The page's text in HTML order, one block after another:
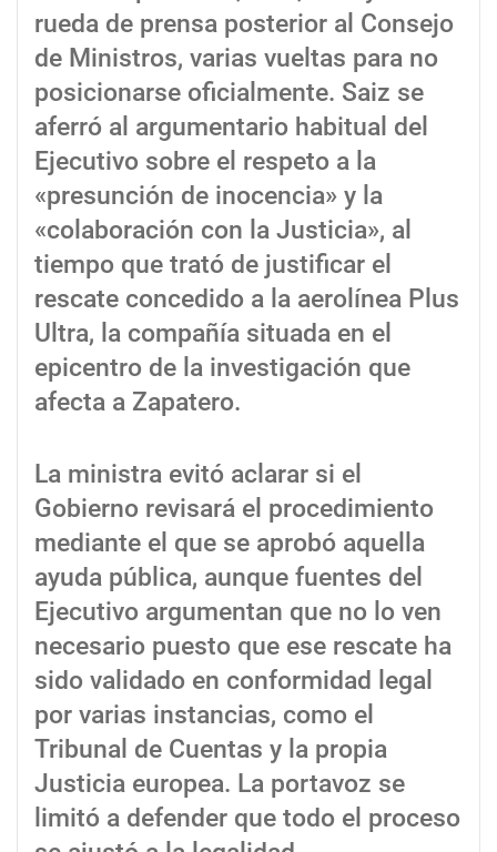
rueda de prensa posterior al Consejo
de Ministros, varias vueltas para no
posicionarse oficialmente. Saiz se
aferró al argumentario habitual del
Ejecutivo sobre el respeto a la
«presunción de inocencia» y la
«colaboración con la Justicia», al
tiempo que trató de justificar el
rescate concedido a la aerolínea Plus
Ultra, la compañía situada en el
epicentro de la investigación que
afecta a Zapatero.
La ministra evitó aclarar si el
Gobierno revisará el procedimiento
mediante el que se aprobó aquella
ayuda pública, aunque fuentes del
Ejecutivo argumentan que no lo ven
necesario puesto que ese rescate ha
sido validado en conformidad legal
por varias instancias, como el
Tribunal de Cuentas y la propia
Justicia europea. La portavoz se
limitó a defender que todo el proceso